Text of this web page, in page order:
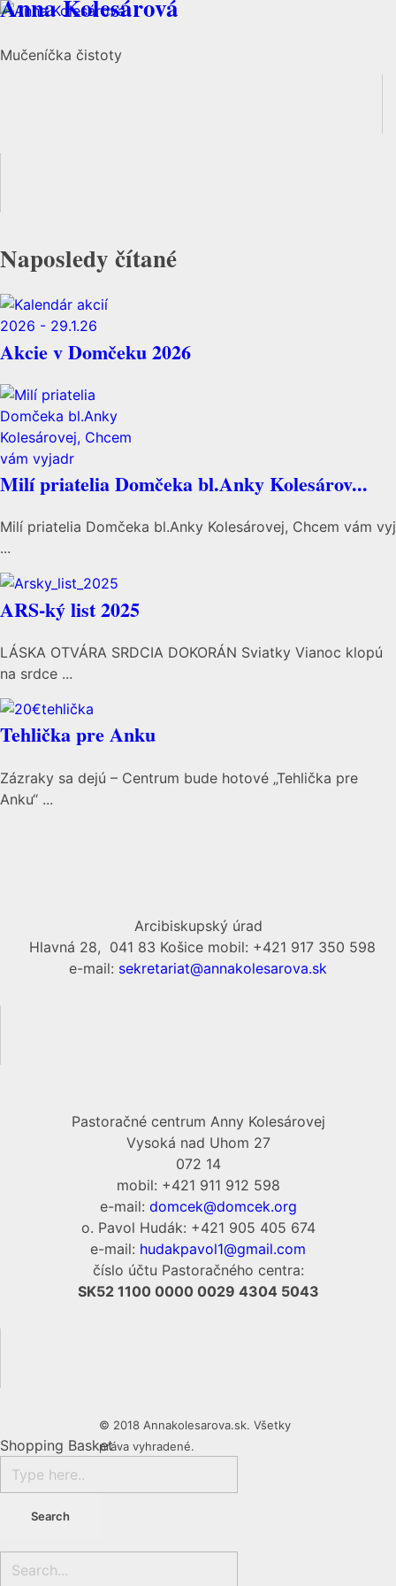
Anna Kolesárová
Mučeníčka čistoty
Naposledy čítané
Akcie v Domčeku 2026
Milí priatelia Domčeka bl.Anky Kolesárov...
Milí priatelia Domčeka bl.Anky Kolesárovej, Chcem vám vyj
...
ARS-ký list 2025
LÁSKA OTVÁRA SRDCIA DOKORÁN Sviatky Vianoc klopú
na srdce ...
Tehlička pre Anku
Zázraky sa dejú – Centrum bude hotové „Tehlička pre
Anku“ ...
Arcibiskupský úrad
Hlavná 28, 041 83 Košice mobil: +421 917 350 598
e-mail: sekretariat@annakolesarova.sk
Pastoračné centrum Anny Kolesárovej
Vysoká nad Uhom 27
072 14
mobil: +421 911 912 598
e-mail: domcek@domcek.org
o. Pavol Hudák: +421 905 405 674
e-mail: hudakpavol1@gmail.com
číslo účtu Pastoračného centra:
SK52 1100 0000 0029 4304 5043
© 2018 Annakolesarova.sk. Všetky
práva vyhradené.
Shopping Basket